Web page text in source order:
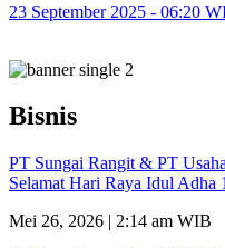
23 September 2025 - 06:20
Bisnis
PT Sungai Rangit & PT
Selamat Hari Raya Idul Adha
Mei 26, 2026 | 2:14 am WIB